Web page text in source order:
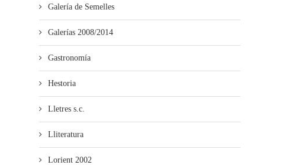
Galería de Semelles
Galerías 2008/2014
Gastronomía
Hestoria
Lletres s.c.
Lliteratura
Lorient 2002